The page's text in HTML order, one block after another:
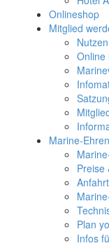
Onlineshop
Mitglied
Online
Marine-
Preise
Anfahrt
Plan
Infos